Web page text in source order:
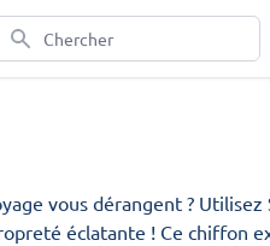
Chercher
vous dérangent ?
vous dérangent ?
éclatante ! Ce chiffon